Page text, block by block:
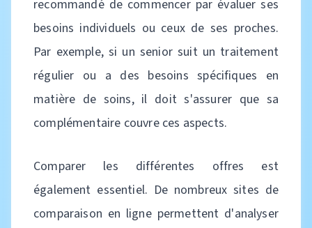
recommandé de commencer par évaluer ses
besoins individuels ou ceux de ses proches.
Par exemple, si un senior suit un traitement
régulier ou a des besoins spécifiques en
matière de soins, il doit s'assurer que sa
complémentaire couvre ces aspects.
Comparer les différentes offres est
également essentiel. De nombreux sites de
comparaison en ligne permettent d'analyser